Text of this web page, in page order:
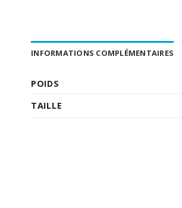
INFORMATIONS COMPLÉMENTAIRES
POIDS
TAILLE